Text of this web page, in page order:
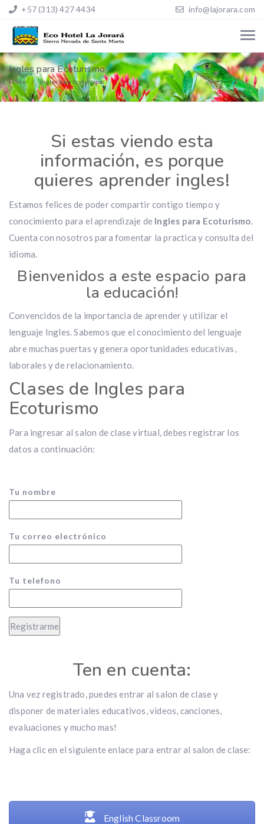
+57 (313) 427 4434 info@lajorara.com
Ingles para Ecoturismo
Home Ingles para Ecoturismo
Si estas viendo esta
información, es porque
quieres aprender ingles!
Estamos felices de poder compartir contigo tiempo y
conocimiento para el aprendizaje de Ingles para Ecoturismo.
Cuenta con nosotros para fomentar la practica y consulta del
idioma.
Bienvenidos a este espacio para
la educación!
Convencidos de la importancia de aprender y utilizar el
lenguaje Ingles. Sabemos que el conocimiento del lenguaje
abre muchas puertas y genera oportunidades educativas,
laborales y de relacionamiento.
Clases de Ingles para
Ecoturismo
Para ingresar al salon de clase virtual, debes registrar los
datos a continuación:
Tu nombre
Tu correo electrónico
Tu telefono
Ten en cuenta:
Una vez registrado, puedes entrar al salon de clase y
disponer de materiales educativos, videos, canciones,
evaluaciones y mucho mas!
Haga clic en el siguiente enlace para entrar al salon de clase:
English Classroom